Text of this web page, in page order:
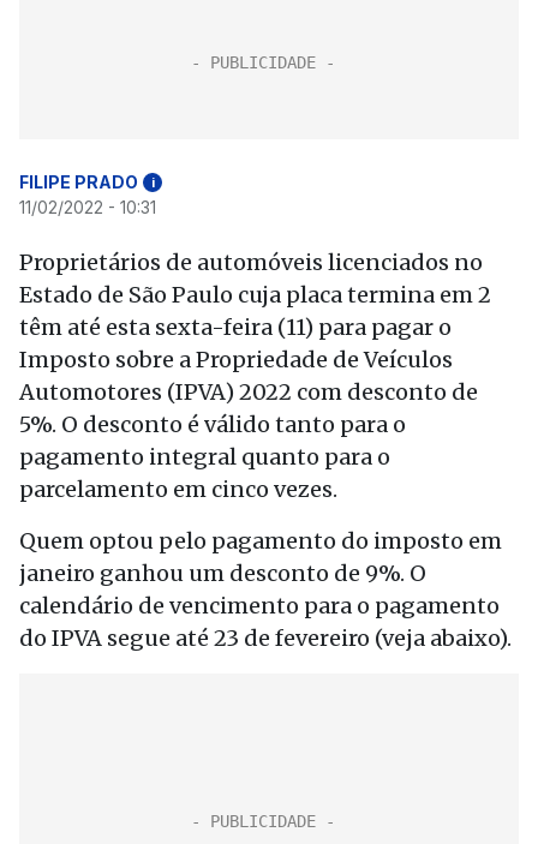
FILIPE PRADO i
11/02/2022 - 10:31
Proprietários de automóveis licenciados no
Estado de São Paulo cuja placa termina em 2
têm até esta sexta-feira (11) para pagar o
Imposto sobre a Propriedade de Veículos
Automotores (IPVA) 2022 com desconto de
5%. O desconto é válido tanto para o
pagamento integral quanto para o
parcelamento em cinco vezes.
Quem optou pelo pagamento do imposto em
janeiro ganhou um desconto de 9%. O
calendário de vencimento para o pagamento
do IPVA segue até 23 de fevereiro (veja abaixo).